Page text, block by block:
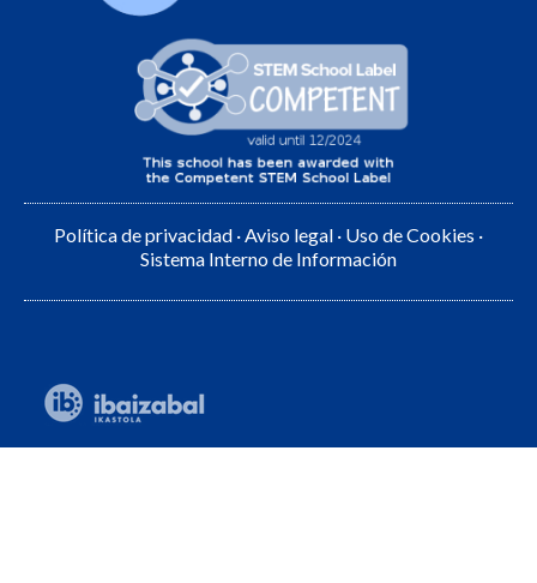
Política de privacidad ·Aviso legal · Uso de Cookies ·
Sistema Interno de Información